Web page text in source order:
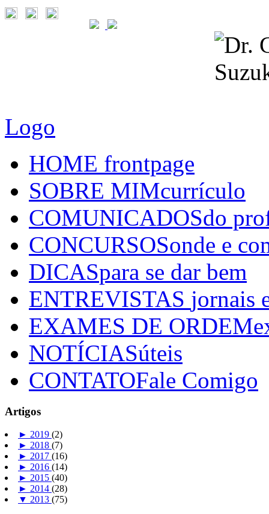
Logo
HOME frontpage
SOBRE MIMcurrículo
COMUNICADOSdo
CONCURSOSonde e
DICASpara se dar bem
ENTREVISTAS jornais
EXAMES DE ORDEM
NOTÍCIASúteis
CONTATOFale Comigo
Artigos
► 2019 (2)
► 2018 (7)
► 2017 (16)
► 2016 (14)
► 2015 (40)
► 2014 (28)
▼ 2013 (75)